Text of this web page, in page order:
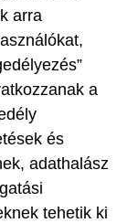
arra
a
és
adathalász
tehetik ki